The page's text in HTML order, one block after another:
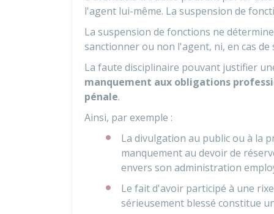
l'agent lui-même. La suspension de
La suspension de fonctions ne
sanctionner ou non l'agent, ni, en cas
La faute disciplinaire pouvant justifier
manquement aux obligations
pénale.
Ainsi, par exemple :
La divulgation au public ou à la
manquement au devoir de
envers son administration
Le fait d'avoir participé à une
sérieusement blessé constitue